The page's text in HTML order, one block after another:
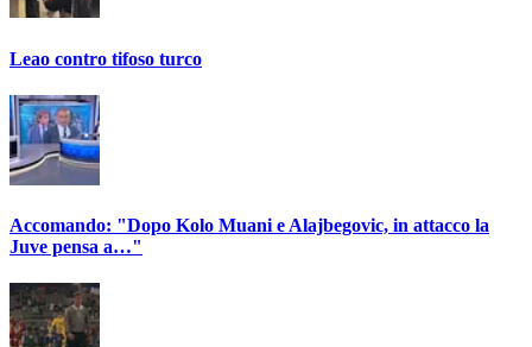
Leao contro tifoso turco
Accomando: "Dopo Kolo Muani e Alajbegovic, in attacco la
Juve pensa a…"